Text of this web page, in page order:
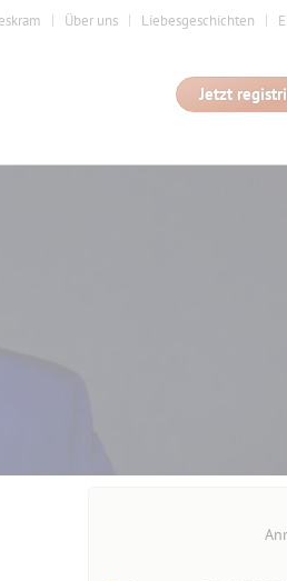
Über uns Liebesgeschichten
Jetzt